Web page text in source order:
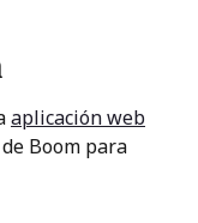
aplicación web
Boom para